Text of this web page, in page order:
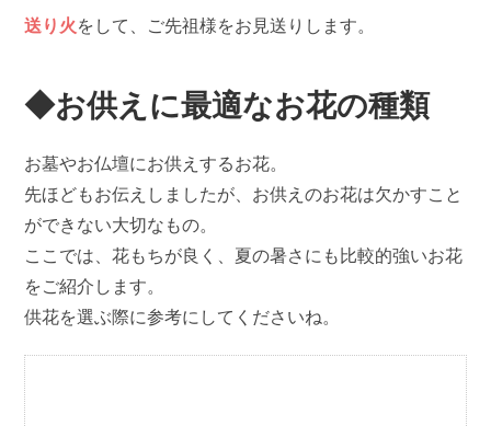
送り火をして、ご先祖様をお見送りします。
◆お供えに最適なお花の種類
お墓やお仏壇にお供えするお花。
先ほどもお伝えしましたが、お供えのお花は欠かすこと
ができない大切なもの。
ここでは、花もちが良く、夏の暑さにも比較的強いお花
をご紹介します。
供花を選ぶ際に参考にしてくださいね。